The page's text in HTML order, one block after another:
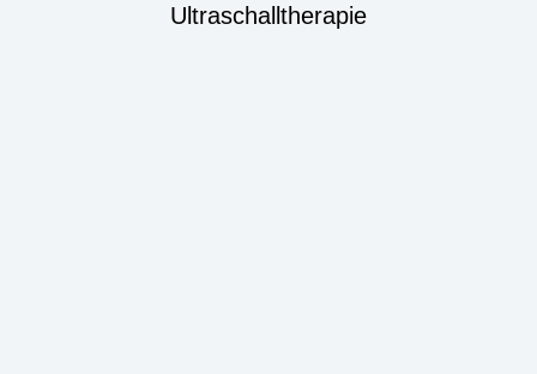
Ultraschalltherapie